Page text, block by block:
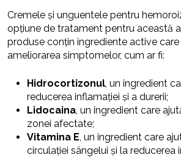
Cremele și unguentele pentru
opțiune de tratament pentru această
produse conțin ingrediente active care
ameliorarea simptomelor, cum ar fi:
Hidrocortizonul , un ingredient
reducerea inflamației și a durerii;
Lidocaina , un ingredient care
zonei afectate;
Vitamina E , un ingredient care
circulației sângelui și la reducerea